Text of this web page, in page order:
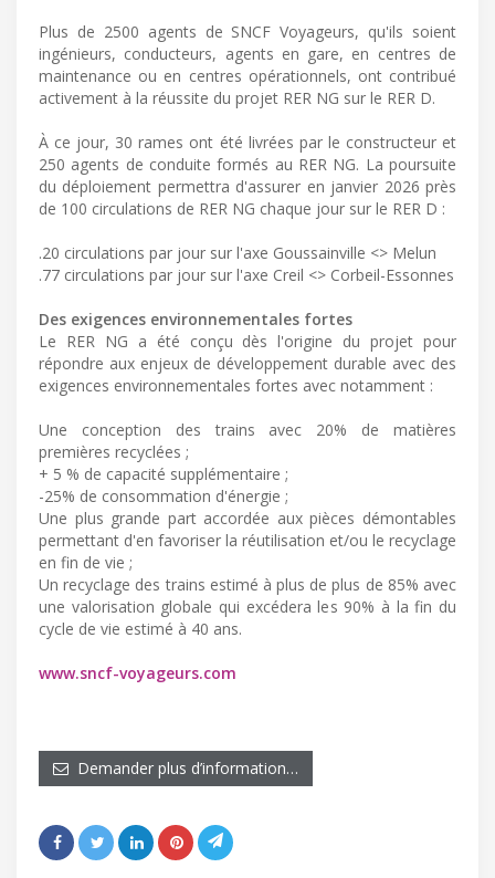
Plus de 2500 agents de SNCF Voyageurs, qu'ils soient
ingénieurs, conducteurs, agents en gare, en centres de
maintenance ou en centres opérationnels, ont contribué
activement à la réussite du projet RER NG sur le RER D.
À ce jour, 30 rames ont été livrées par le constructeur et
250 agents de conduite formés au RER NG. La poursuite
du déploiement permettra d'assurer en janvier 2026 près
de 100 circulations de RER NG chaque jour sur le RER D :
.20 circulations par jour sur l'axe Goussainville <> Melun
.77 circulations par jour sur l'axe Creil <> Corbeil-Essonnes
Des exigences environnementales fortes
Le RER NG a été conçu dès l'origine du projet pour
répondre aux enjeux de développement durable avec des
exigences environnementales fortes avec notamment :
Une conception des trains avec 20% de matières
premières recyclées ;
+ 5 % de capacité supplémentaire ;
-25% de consommation d'énergie ;
Une plus grande part accordée aux pièces démontables
permettant d'en favoriser la réutilisation et/ou le recyclage
en fin de vie ;
Un recyclage des trains estimé à plus de plus de 85% avec
une valorisation globale qui excédera les 90% à la fin du
cycle de vie estimé à 40 ans.
www.sncf-voyageurs.com
Demander plus d’information…